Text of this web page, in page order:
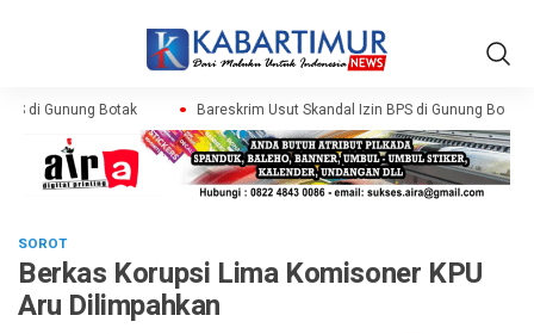
di Gunung Botak Bareskrim Usut Skandal Izin BPS di Gunung Botak
SOROT
Berkas Korupsi Lima Komisoner KPU
Aru Dilimpahkan